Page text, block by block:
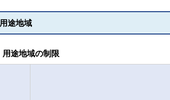
用途地域
用途地域の制限